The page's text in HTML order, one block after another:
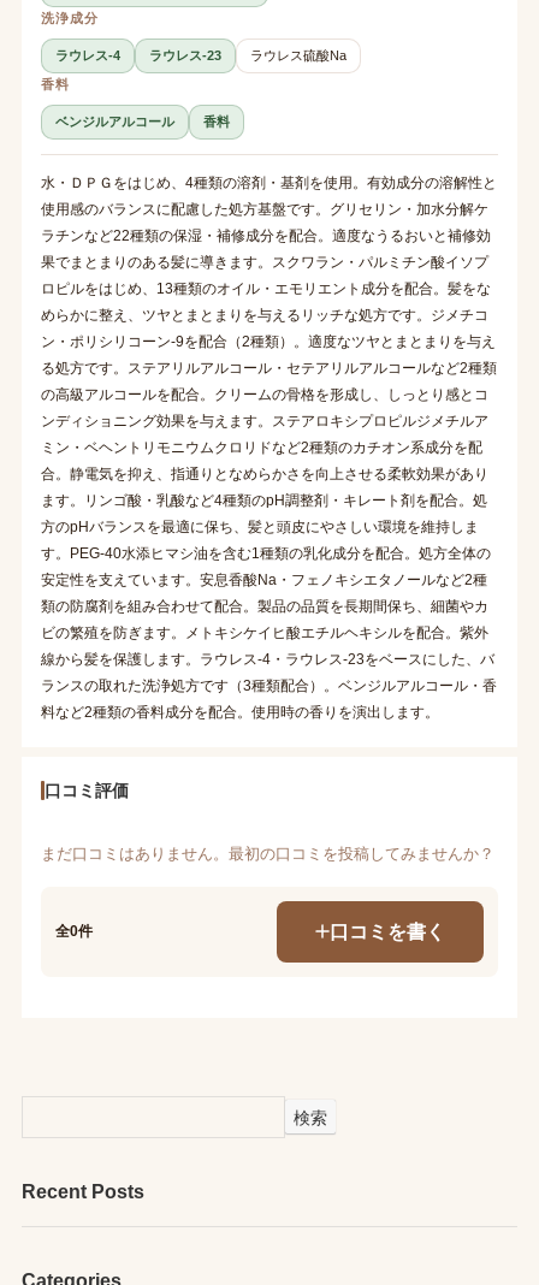
洗浄成分
ラウレス-4 ラウレス-23
ラウレス硫酸Na
香料
ベンジルアルコール 香料
水・ＤＰＧをはじめ、4種類の溶剤・基剤を使用。有効成分の溶解性と
使用感のバランスに配慮した処方基盤です。グリセリン・加水分解ケ
ラチンなど22種類の保湿・補修成分を配合。適度なうるおいと補修効
果でまとまりのある髪に導きます。スクワラン・パルミチン酸イソプ
ロピルをはじめ、13種類のオイル・エモリエント成分を配合。髪をな
めらかに整え、ツヤとまとまりを与えるリッチな処方です。ジメチコ
ン・ポリシリコーン-9を配合（2種類）。適度なツヤとまとまりを与え
る処方です。ステアリルアルコール・セテアリルアルコールなど2種類
の高級アルコールを配合。クリームの骨格を形成し、しっとり感とコ
ンディショニング効果を与えます。ステアロキシプロピルジメチルア
ミン・ベヘントリモニウムクロリドなど2種類のカチオン系成分を配
合。静電気を抑え、指通りとなめらかさを向上させる柔軟効果があり
ます。リンゴ酸・乳酸など4種類のpH調整剤・キレート剤を配合。処
方のpHバランスを最適に保ち、髪と頭皮にやさしい環境を維持しま
す。PEG-40水添ヒマシ油を含む1種類の乳化成分を配合。処方全体の
安定性を支えています。安息香酸Na・フェノキシエタノールなど2種
類の防腐剤を組み合わせて配合。製品の品質を長期間保ち、細菌やカ
ビの繁殖を防ぎます。メトキシケイヒ酸エチルヘキシルを配合。紫外
線から髪を保護します。ラウレス-4・ラウレス-23をベースにした、バ
ランスの取れた洗浄処方です（3種類配合）。ベンジルアルコール・香
料など2種類の香料成分を配合。使用時の香りを演出します。
口コミ評価
まだ口コミはありません。最初の口コミを投稿してみませんか？
全0件 口コミを書く
検索
Recent Posts
Categories